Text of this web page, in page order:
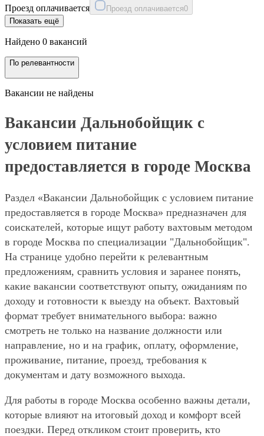
Проезд оплачивается Проезд оплачивается0
Показать ещё
Найдено 0 вакансий
По релевантности
Вакансии не найдены
Вакансии Дальнобойщик с
условием питание
предоставляется в городе Москва
Раздел «Вакансии Дальнобойщик с условием питание
предоставляется в городе Москва» предназначен для
соискателей, которые ищут работу вахтовым методом
в городе Москва по специализации "Дальнобойщик".
На странице удобно перейти к релевантным
предложениям, сравнить условия и заранее понять,
какие вакансии соответствуют опыту, ожиданиям по
доходу и готовности к выезду на объект. Вахтовый
формат требует внимательного выбора: важно
смотреть не только на название должности или
направление, но и на график, оплату, оформление,
проживание, питание, проезд, требования к
документам и дату возможного выхода.
Для работы в городе Москва особенно важны детали,
которые влияют на итоговый доход и комфорт всей
поездки. Перед откликом стоит проверить, кто